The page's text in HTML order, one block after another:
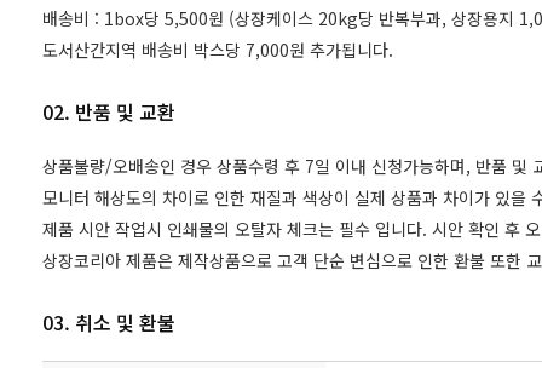
배송비 : 1box당 5,500원 (상장케이스 20kg당 반복부과, 상장용지
도서산간지역 배송비 박스당 7,000원 추가됩니다.
02. 반품 및 교환
상품불량/오배송인 경우 상품수령 후 7일 이내 신청가능하며, 반품 및
모니터 해상도의 차이로 인한 재질과 색상이 실제 상품과 차이가 있
제품 시안 작업시 인쇄물의 오탈자 체크는 필수 입니다. 시안 확인 후
상장코리아 제품은 제작상품으로 고객 단순 변심으로 인한 환불 또한
03. 취소 및 환불